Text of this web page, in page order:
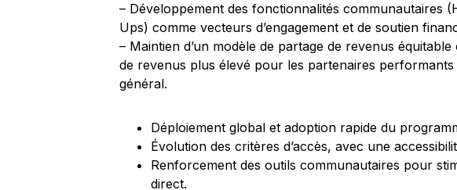
– Développement des fonctionnalités communautaires
Ups) comme vecteurs d’engagement et de soutien
– Maintien d’un modèle de partage de revenus
de revenus plus élevé pour les partenaires performants
général.
Déploiement global et adoption rapide du
Évolution des critères d’accès, avec une
Renforcement des outils communautaires pour
direct.